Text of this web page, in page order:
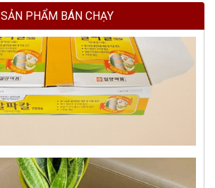
SẢN PHẨM BÁN CHẠY